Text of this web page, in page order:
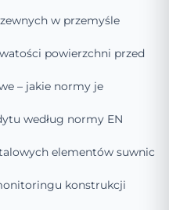
w przemyśle
powierzchni przed
– jakie normy je
według normy EN
elementów suwnic
konstrukcji